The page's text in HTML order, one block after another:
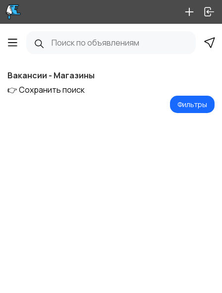
Вакансии - Магазины
👉 Сохранить поиск
Фильтры